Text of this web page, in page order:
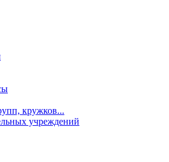
кружков...
учреждений